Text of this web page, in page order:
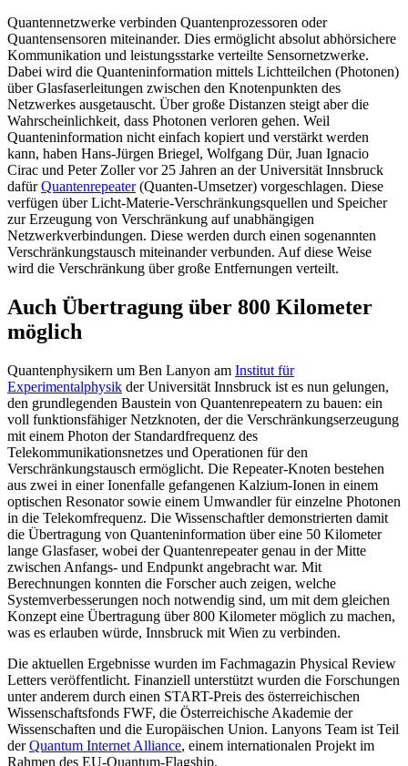
Quantennetzwerke verbinden Quantenprozessoren oder
Quantensensoren miteinander. Dies ermöglicht absolut abhörsichere
Kommunikation und leistungsstarke verteilte Sensornetzwerke.
Dabei wird die Quanteninformation mittels Lichtteilchen (Photonen)
über Glasfaserleitungen zwischen den Knotenpunkten des
Netzwerkes ausgetauscht. Über große Distanzen steigt aber die
Wahrscheinlichkeit, dass Photonen verloren gehen. Weil
Quanteninformation nicht einfach kopiert und verstärkt werden
kann, haben Hans-Jürgen Briegel, Wolfgang Dür, Juan Ignacio
Cirac und Peter Zoller vor 25 Jahren an der Universität Innsbruck
dafürQuantenrepeater(Quanten-Umsetzer) vorgeschlagen. Diese
verfügen über Licht-Materie-Verschränkungsquellen und Speicher
zur Erzeugung von Verschränkung auf unabhängigen
Netzwerkverbindungen. Diese werden durch einen sogenannten
Verschränkungstausch miteinander verbunden. Auf diese Weise
wird die Verschränkung über große Entfernungen verteilt.
Auch Übertragung über 800 Kilometer
möglich
Quantenphysikern um Ben Lanyon am Institut für
Experimentalphysik der Universität Innsbruck ist es nun gelungen,
den grundlegenden Baustein von Quantenrepeatern zu bauen: ein
voll funktionsfähiger Netzknoten, der die Verschränkungserzeugung
mit einem Photon der Standardfrequenz des
Telekommunikationsnetzes und Operationen für den
Verschränkungstausch ermöglicht. Die Repeater-Knoten bestehen
aus zwei in einer Ionenfalle gefangenen Kalzium-Ionen in einem
optischen Resonator sowie einem Umwandler für einzelne Photonen
in die Telekomfrequenz. Die Wissenschaftler demonstrierten damit
die Übertragung von Quanteninformation über eine 50 Kilometer
lange Glasfaser, wobei der Quantenrepeater genau in der Mitte
zwischen Anfangs- und Endpunkt angebracht war. Mit
Berechnungen konnten die Forscher auch zeigen, welche
Systemverbesserungen noch notwendig sind, um mit dem gleichen
Konzept eine Übertragung über 800 Kilometer möglich zu machen,
was es erlauben würde, Innsbruck mit Wien zu verbinden.
Die aktuellen Ergebnisse wurden im Fachmagazin Physical Review
Letters veröffentlicht. Finanziell unterstützt wurden die Forschungen
unter anderem durch einen START-Preis des österreichischen
Wissenschaftsfonds FWF, die Österreichische Akademie der
Wissenschaften und die Europäischen Union. Lanyons Team ist Teil
derQuantum Internet Alliance, einem internationalen Projekt im
Rahmen des EU-Quantum-Flagship.